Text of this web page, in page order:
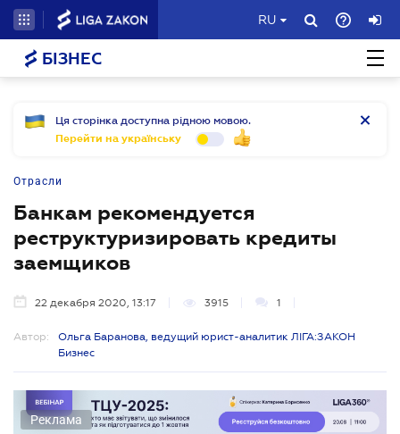
RU
БІЗНЕС
Ця сторінка доступна рідною мовою.
Перейти на українську
Отрасли
Банкам рекомендуется
реструктуризировать кредиты
заемщиков
22 декабря 2020, 13:17 3915 1
Автор:
Ольга Баранова, ведущий юрист-аналитик ЛІГА:ЗАКОН
Бизнес
Реклама